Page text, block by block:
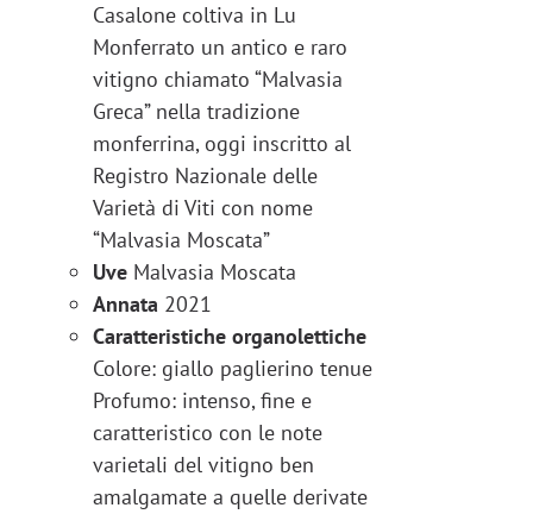
Casalone coltiva in Lu
Monferrato un antico e raro
vitigno chiamato “Malvasia
Greca” nella tradizione
monferrina, oggi inscritto al
Registro Nazionale delle
Varietà di Viti con nome
“Malvasia Moscata”
UveMalvasia Moscata
Annata 2021
Caratteristiche organolettiche
Colore: giallo paglierino tenue
Profumo: intenso, fine e
caratteristico con le note
varietali del vitigno ben
amalgamate a quelle derivate